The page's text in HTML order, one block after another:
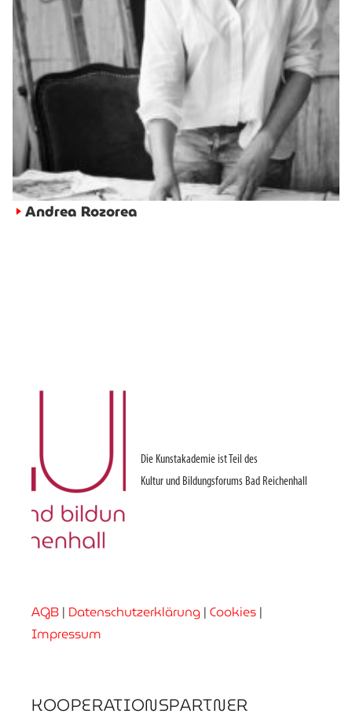
► Andrea Rozorea
Die Kunstakademie ist Teil des
Kultur und Bildungsforums Bad Reichenhall
AGB | Datenschutzerklärung | Cookies |
Impressum
KOOPERATIONSPARTNER